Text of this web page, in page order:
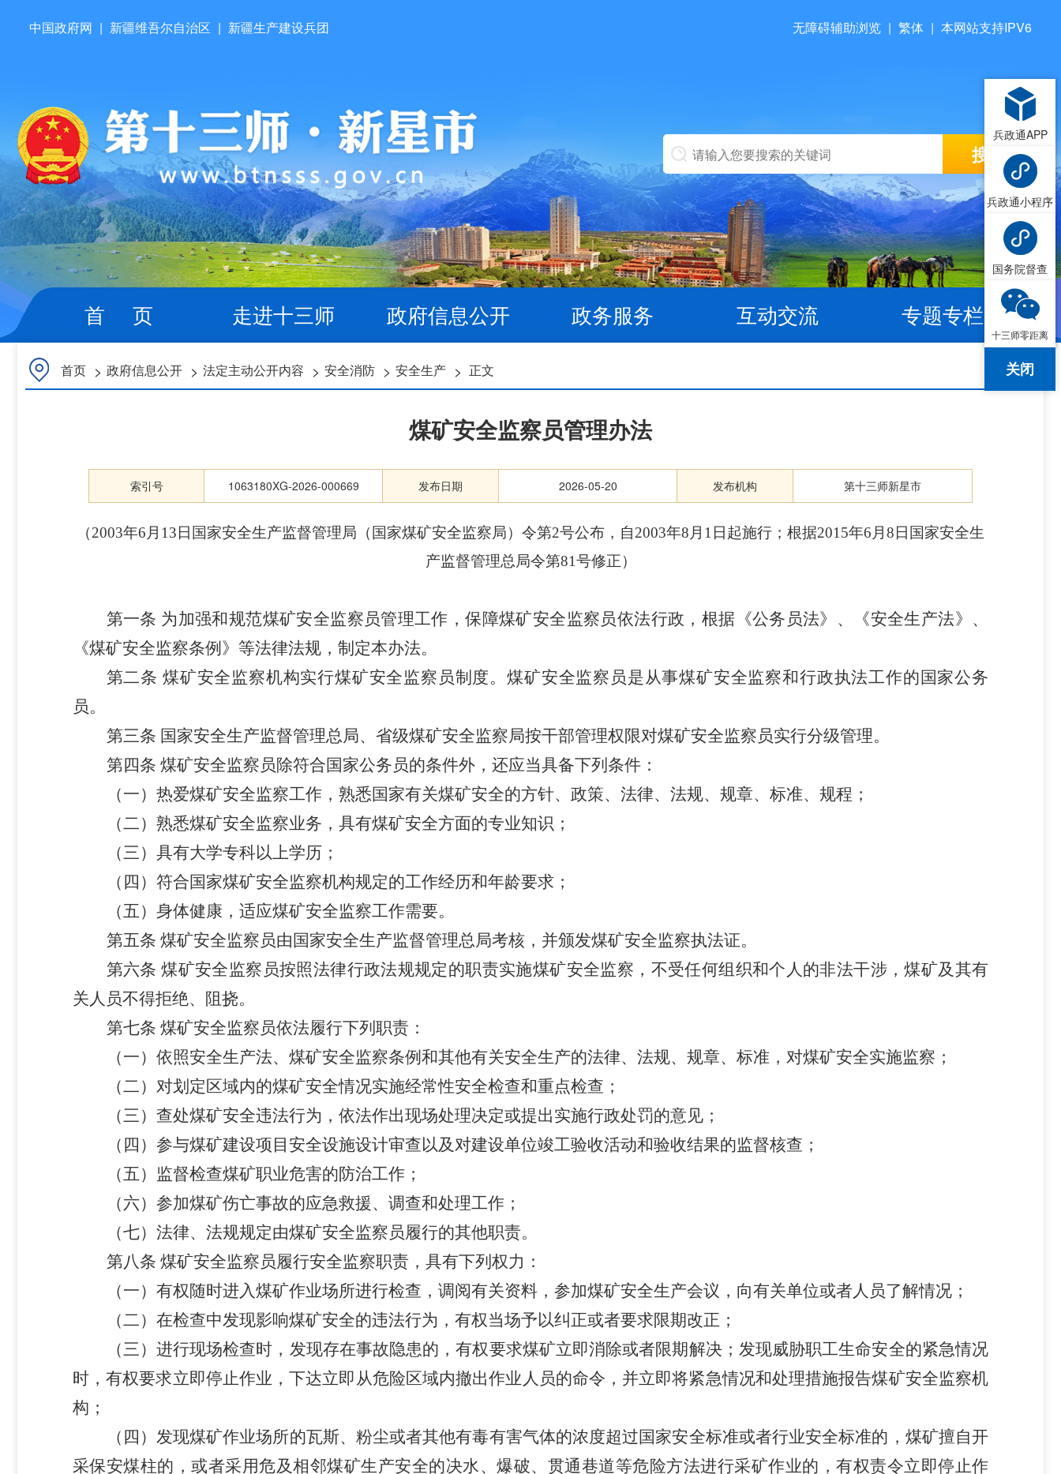
中国政府网 | 新疆维吾尔自治区 | 新疆生产建设兵团 无障碍辅助浏览 | 繁体 | 本网站支持IPV6
首 页 走进十三师 政府信息公开 政务服务 互动交流 专题专栏
首页 > 政府信息公开 > 法定主动公开内容 > 安全消防 > 安全生产 > 正文
煤矿安全监察员管理办法
索引号 1063180XG-2026-000669 发布日期 2026-05-20 发布机构 第十三师新星市
（2003年6月13日国家安全生产监督管理局（国家煤矿安全监察局）令第2号公布，自2003年8月1日起施行；根据2015年6月8日国家安全生
产监督管理总局令第81号修正）
第一条 为加强和规范煤矿安全监察员管理工作，保障煤矿安全监察员依法行政，根据《公务员法》、《安全生产法》、
《煤矿安全监察条例》等法律法规，制定本办法。
第二条 煤矿安全监察机构实行煤矿安全监察员制度。煤矿安全监察员是从事煤矿安全监察和行政执法工作的国家公务
员。
第三条 国家安全生产监督管理总局、省级煤矿安全监察局按干部管理权限对煤矿安全监察员实行分级管理。
第四条 煤矿安全监察员除符合国家公务员的条件外，还应当具备下列条件：
（一）热爱煤矿安全监察工作，熟悉国家有关煤矿安全的方针、政策、法律、法规、规章、标准、规程；
（二）熟悉煤矿安全监察业务，具有煤矿安全方面的专业知识；
（三）具有大学专科以上学历；
（四）符合国家煤矿安全监察机构规定的工作经历和年龄要求；
（五）身体健康，适应煤矿安全监察工作需要。
第五条 煤矿安全监察员由国家安全生产监督管理总局考核，并颁发煤矿安全监察执法证。
第六条 煤矿安全监察员按照法律行政法规规定的职责实施煤矿安全监察，不受任何组织和个人的非法干涉，煤矿及其有
关人员不得拒绝、阻挠。
第七条 煤矿安全监察员依法履行下列职责：
（一）依照安全生产法、煤矿安全监察条例和其他有关安全生产的法律、法规、规章、标准，对煤矿安全实施监察；
（二）对划定区域内的煤矿安全情况实施经常性安全检查和重点检查；
（三）查处煤矿安全违法行为，依法作出现场处理决定或提出实施行政处罚的意见；
（四）参与煤矿建设项目安全设施设计审查以及对建设单位竣工验收活动和验收结果的监督核查；
（五）监督检查煤矿职业危害的防治工作；
（六）参加煤矿伤亡事故的应急救援、调查和处理工作；
（七）法律、法规规定由煤矿安全监察员履行的其他职责。
第八条 煤矿安全监察员履行安全监察职责，具有下列权力：
（一）有权随时进入煤矿作业场所进行检查，调阅有关资料，参加煤矿安全生产会议，向有关单位或者人员了解情况；
（二）在检查中发现影响煤矿安全的违法行为，有权当场予以纠正或者要求限期改正；
（三）进行现场检查时，发现存在事故隐患的，有权要求煤矿立即消除或者限期解决；发现威胁职工生命安全的紧急情况
时，有权要求立即停止作业，下达立即从危险区域内撤出作业人员的命令，并立即将紧急情况和处理措施报告煤矿安全监察机
构；
（四）发现煤矿作业场所的瓦斯、粉尘或者其他有毒有害气体的浓度超过国家安全标准或者行业安全标准的，煤矿擅自开
采保安煤柱的，或者采用危及相邻煤矿生产安全的决水、爆破、贯通巷道等危险方法进行采矿作业的，有权责令立即停止作
兵政通APP
兵政通小程序
国务院督查
十三师零距离
关闭